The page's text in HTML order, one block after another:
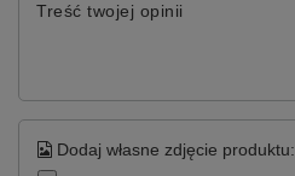
Treść twojej opinii
Dodaj własne zdjęcie produktu: